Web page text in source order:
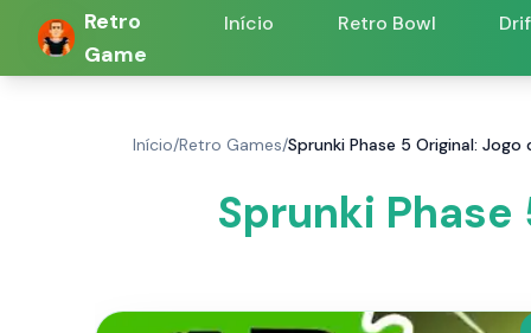
Retro
Game
Início Retro Bowl
Início/Retro Games/Sprunki Phase 5 Original:
Sprunki